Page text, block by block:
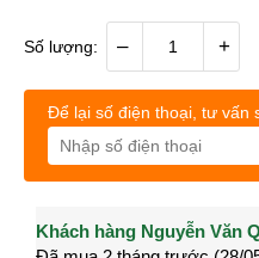
Số lượng: – +
Để lại số điện thoại, tư vấn
Khách hàng Nguyễn Văn
Khách hàng Nguyễn